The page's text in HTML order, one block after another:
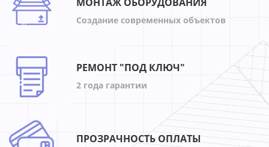
Создание современных объектов
РЕМОНТ "ПОД КЛЮЧ"
2 года гарантии
ПРОЗРАЧНОСТЬ ОПЛАТЫ